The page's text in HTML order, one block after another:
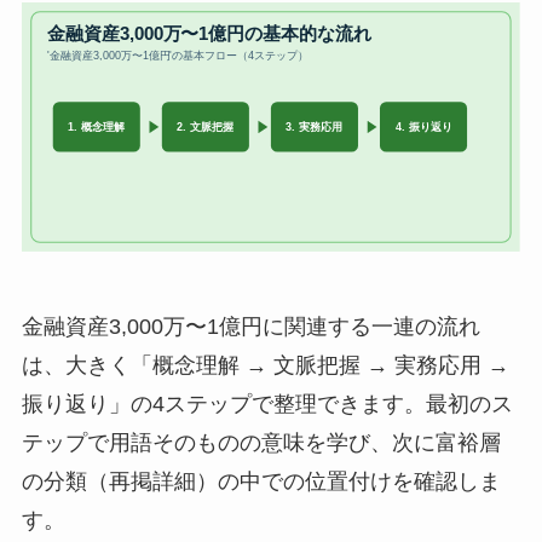
金融資産3,000万〜1億円に関連する一連の流れ
は、大きく「概念理解 → 文脈把握 → 実務応用 →
振り返り」の4ステップで整理できます。最初のス
テップで用語そのものの意味を学び、次に富裕層
の分類（再掲詳細）の中での位置付けを確認しま
す。